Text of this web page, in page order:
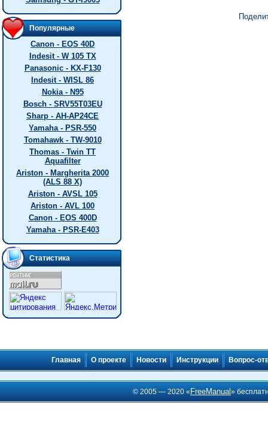
Популярные
Canon - EOS 40D
Indesit - W 105 TX
Panasonic - KX-F130
Indesit - WISL 86
Nokia - N95
Bosch - SRV55T03EU
Sharp - AH-AP24CE
Yamaha - PSR-550
Tomahawk - TW-9010
Thomas - Twin TT
Aquafilter
Ariston - Margherita 2000
(ALS 88 X)
Ariston - AVSL 105
Ariston - AVL 100
Canon - EOS 400D
Yamaha - PSR-E403
Статистика
Главная О проекте Новости Инструкции Вопрос-
© 2005 — 2020 « FreeManual»